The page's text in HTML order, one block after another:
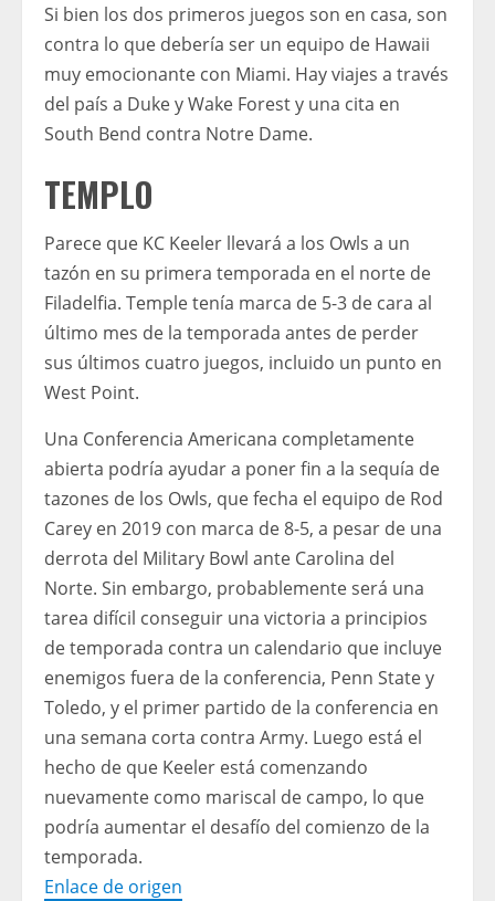
Si bien los dos primeros juegos son en casa, son
contra lo que debería ser un equipo de Hawaii
muy emocionante con Miami. Hay viajes a través
del país a Duke y Wake Forest y una cita en
South Bend contra Notre Dame.
TEMPLO
Parece que KC Keeler llevará a los Owls a un
tazón en su primera temporada en el norte de
Filadelfia. Temple tenía marca de 5-3 de cara al
último mes de la temporada antes de perder
sus últimos cuatro juegos, incluido un punto en
West Point.
Una Conferencia Americana completamente
abierta podría ayudar a poner fin a la sequía de
tazones de los Owls, que fecha el equipo de Rod
Carey en 2019 con marca de 8-5, a pesar de una
derrota del Military Bowl ante Carolina del
Norte. Sin embargo, probablemente será una
tarea difícil conseguir una victoria a principios
de temporada contra un calendario que incluye
enemigos fuera de la conferencia, Penn State y
Toledo, y el primer partido de la conferencia en
una semana corta contra Army. Luego está el
hecho de que Keeler está comenzando
nuevamente como mariscal de campo, lo que
podría aumentar el desafío del comienzo de la
temporada.
Enlace de origen